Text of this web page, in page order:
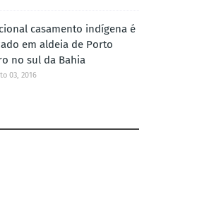
casamento indígena é
em aldeia de Porto
no sul da Bahia
03, 2016